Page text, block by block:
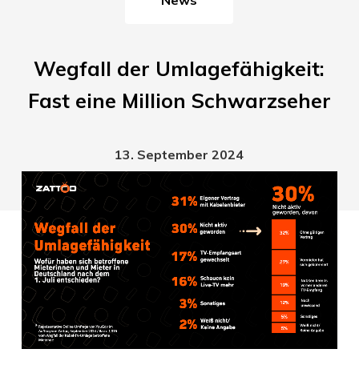
Wegfall der Umlagefähigkeit:
Fast eine Million Schwarzseher
13. September 2024